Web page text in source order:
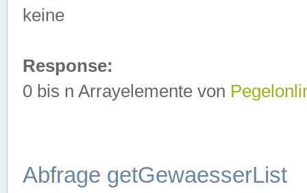
keine
Response:
0 bis n Arrayelemente von
Abfrage getGewaesserList